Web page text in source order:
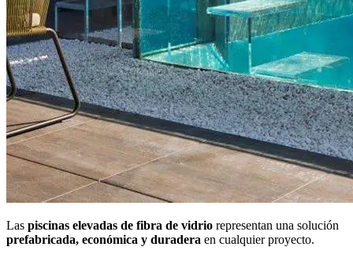
Las piscinas elevadas de fibra de vidrio representan una solución
prefabricada, económica y duradera en cualquier proyecto.